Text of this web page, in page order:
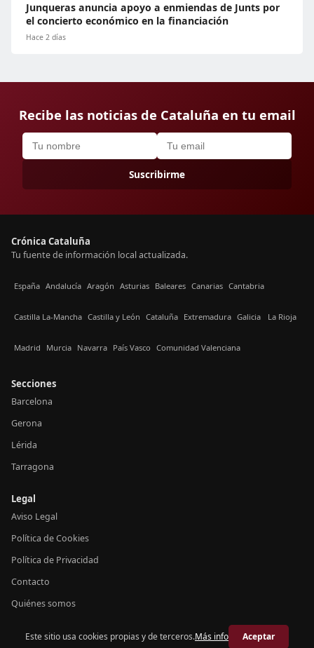
Junqueras anuncia apoyo a enmiendas de Junts por
el concierto económico en la financiación
Hace 2 días
Recibe las noticias de Cataluña en tu email
Suscribirme
Crónica Cataluña
Tu fuente de información local actualizada.
España Andalucía Aragón Asturias Baleares Canarias Cantabria
Castilla La-Mancha Castilla y León Cataluña Extremadura Galicia La Rioja
Madrid Murcia Navarra País Vasco Comunidad Valenciana
Secciones
Barcelona
Gerona
Lérida
Tarragona
Legal
Aviso Legal
Política de Cookies
Política de Privacidad
Contacto
Quiénes somos
© 2026 Crónica Cataluña
Este sitio usa cookies propias y de terceros.Más info Aceptar